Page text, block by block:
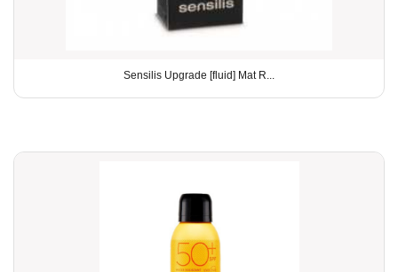
Sensilis Upgrade [fluid] Mat R...